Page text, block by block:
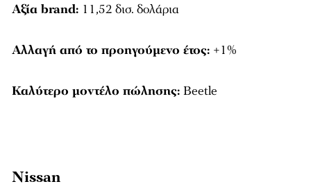
Αξία brand: 11,52 δισ. δολάρια
Αλλαγή από το προηγούμενο έτος: +1%
Καλύτερο μοντέλο πώλησης: Beetle
Nissan